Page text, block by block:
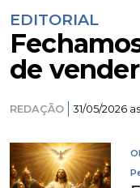
EDITORIAL
de
REDAÇÃO 31/05/2026